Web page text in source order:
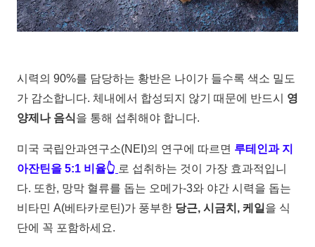
시력의 90%를 담당하는 황반은 나이가 들수록 색소 밀도
가 감소합니다. 체내에서 합성되지 않기 때문에 반드시 영
양제나 음식을 통해 섭취해야 합니다.
미국 국립안과연구소(NEI)의 연구에 따르면 루테인과 지
아잔틴을 5:1 비율👆 로 섭취하는 것이 가장 효과적입니
다. 또한, 망막 혈류를 돕는 오메가-3와 야간 시력을 돕는
비타민 A(베타카로틴)가 풍부한 당근, 시금치, 케일 을 식
단에 꼭 포함하세요.